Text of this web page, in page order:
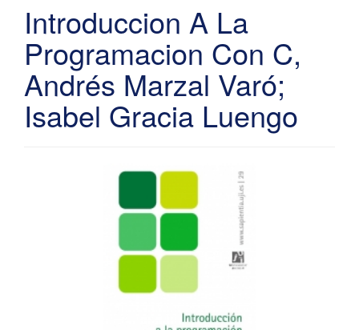
Introduccion A La
Programacion Con C,
Andrés Marzal Varó;
Isabel Gracia Luengo